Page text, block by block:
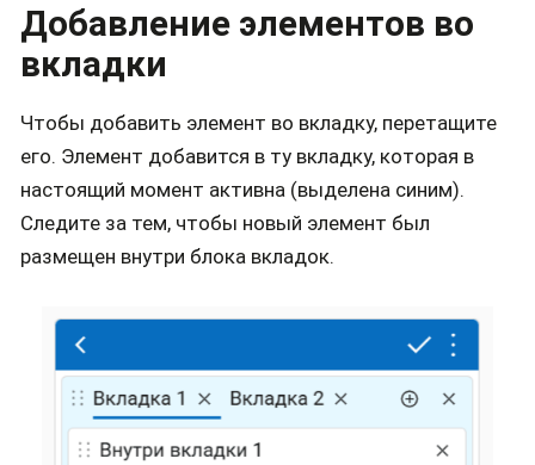
Добавление элементов во
вкладки
Чтобы добавить элемент во вкладку, перетащите
его. Элемент добавится в ту вкладку, которая в
настоящий момент активна (выделена синим).
Следите за тем, чтобы новый элемент был
размещен внутри блока вкладок.